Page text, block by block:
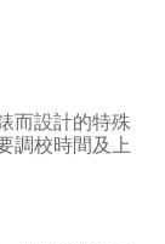
而設計的特殊
調校時間及上